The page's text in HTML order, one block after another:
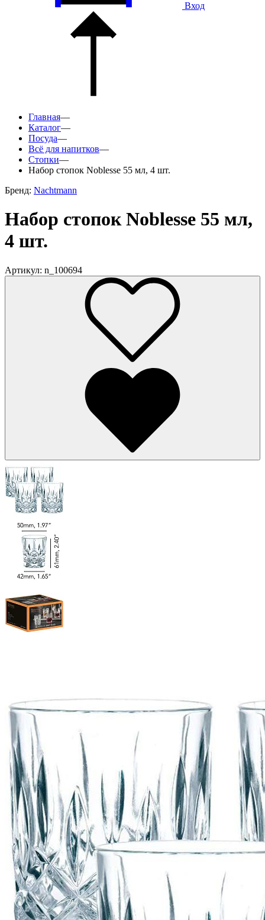
Вход
Главная—
Каталог—
Посуда—
Всё для напитков—
Стопки—
Набор стопок Noblesse 55 мл, 4 шт.
Бренд: Nachtmann
Набор стопок Noblesse 55 мл,
4 шт.
Артикул: n_100694